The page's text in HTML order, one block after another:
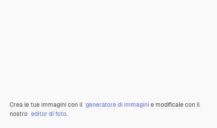
Crea le tue immagini con il generatore di immagini e modificale con il
nostro editor di foto.